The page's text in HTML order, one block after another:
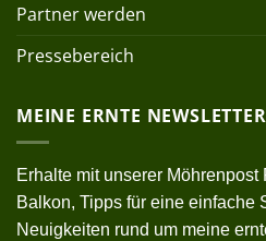
Partner werden
Pressebereich
MEINE ERNTE NEWSLETTER
Erhalte mit unserer Möhrenpost
Balkon, Tipps für eine einfache
Neuigkeiten rund um meine